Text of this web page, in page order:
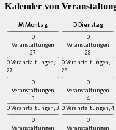
Kalender von
MMontag DDienstag
0
Veranstaltungen
27
0 Veranstaltungen,
27
0
Veranstaltungen
28
0 Veranstaltungen,
28
0
Veranstaltungen
3
0 Veranstaltungen,3
0
Veranstaltungen
4
0 Veranstaltungen,4
0
Veranstaltungen
0
Veranstaltungen